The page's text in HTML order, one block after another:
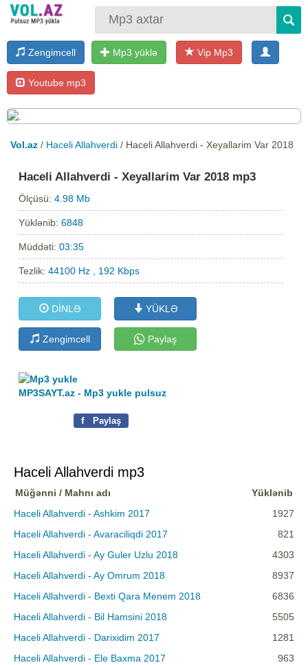
Zengimcell Mp3 yüklə Vip Mp3
Youtube mp3
Vol.az / Haceli Allahverdi / Haceli Allahverdi - Xeyallarim Var 2018
Haceli Allahverdi - Xeyallarim Var 2018 mp3
Ölçüsü:4.98 Mb
Yüklənib:6848
Müddəti:03:35
Tezlik:44100 Hz , 192 Kbps
DİNLƏ YÜKLƏ
Zengimcell Paylaş
MP3SAYT.az - Mp3 yukle pulsuz
f Paylaş
Haceli Allahverdi mp3
Müğənni / Mahnı adı
Yüklənib
Haceli Allahverdi - Ashkim 2017
1927
Haceli Allahverdi - Avaraciliqdi 2017
821
Haceli Allahverdi - Ay Guler Uzlu 2018
4303
Haceli Allahverdi - Ay Omrum 2018
8937
Haceli Allahverdi - Bexti Qara Menem 2018
6836
Haceli Allahverdi - Bil Hamsini 2018
5505
Haceli Allahverdi - Darixidim 2017
1281
Haceli Allahverdi - Ele Baxma 2017
963